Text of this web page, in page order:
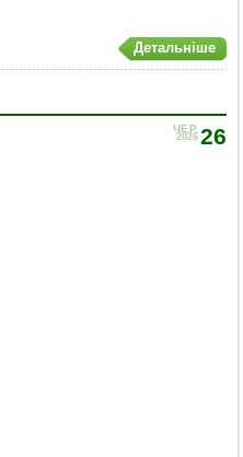
Детальніше
26
ЧЕР
2026